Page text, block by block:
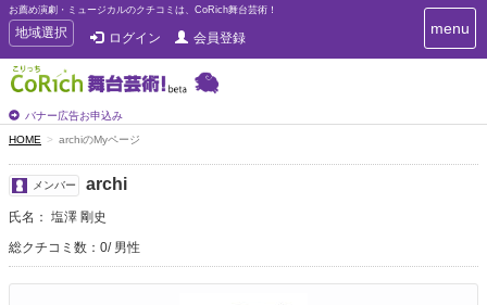
お薦め演劇・ミュージカルのクチコミは、CoRich舞台芸術！
T
o
g
g
e
n
a
v
i
g
t
i
地域選択 ログイン 会員登録
バナー広告お申込み
T
o
a
t
menu
HOME archiのMyページ
メンバー archi
氏名： 塩澤 剛史
総クチコミ数：0 男性